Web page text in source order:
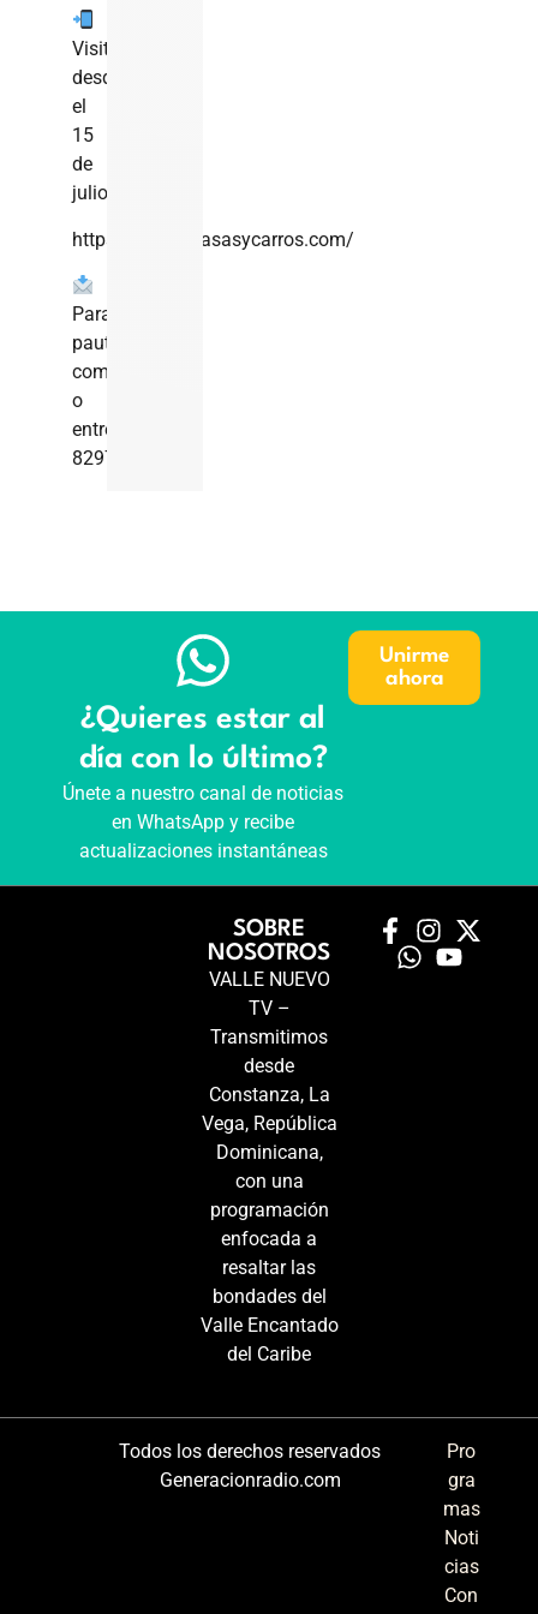
Visita
desde
el
15
de
julio
https://revistacasasycarros.com/
Para
pautas
comerciales
o
entrevistas:
8297161647
¿Quieres estar al
día con lo último?
Únete a nuestro canal de noticias
en WhatsApp y recibe
actualizaciones instantáneas
Unirme
ahora
SOBRE
NOSOTROS
VALLE NUEVO
TV –
Transmitimos
desde
Constanza, La
Vega, República
Dominicana,
con una
programación
enfocada a
resaltar las
bondades del
Valle Encantado
del Caribe
Todos los derechos reservados
Generacionradio.com
Pro
gra
mas
Noti
cias
Con